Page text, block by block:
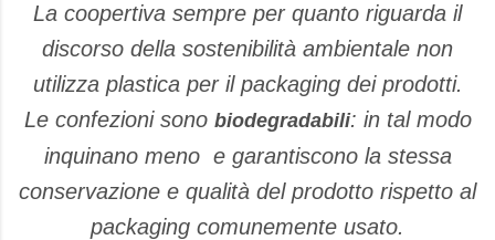
La coopertiva sempre per quanto riguarda il
discorso della sostenibilità ambientale non
utilizza plastica per il packaging dei prodotti.
Le confezioni sono biodegradabili: in tal modo
inquinano meno e garantiscono la stessa
conservazione e qualità del prodotto rispetto al
packaging comunemente usato.